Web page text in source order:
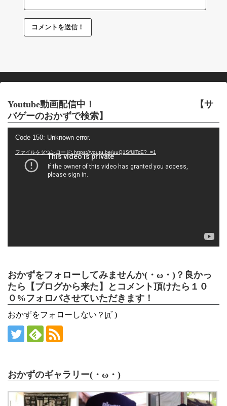
Youtube動画配信中！ 【サ
バゲーのおかずで検索】
Code 150: Unknown error.
ファイルをダウンロード: https://youtu.be/uuQ1SfUlTcE?_=1
おかずをフォローしてみませんか(・ω・)？良かっ
たら【ブログから来た】とコメント頂けたら１０
０%フォロバさせていただきます！
おかずをフォローしない？|дﾟ)
おかずのギャラリー(・ω・)